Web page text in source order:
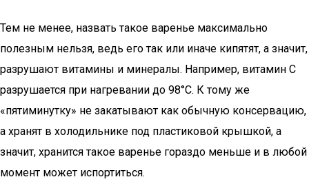
Тем не менее, назвать такое варенье максимально
полезным нельзя, ведь его так или иначе кипятят, а значит,
разрушают витамины и минералы. Например, витамин C
разрушается при нагревании до 98°C. К тому же
«пятиминутку» не закатывают как обычную консервацию,
а хранят в холодильнике под пластиковой крышкой, а
значит, хранится такое варенье гораздо меньше и в любой
момент может испортиться.